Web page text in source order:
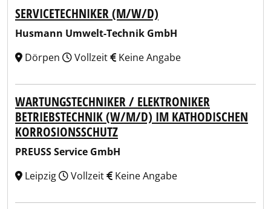
SERVICETECHNIKER (M/W/D)
Husmann Umwelt-Technik GmbH
Dörpen
Vollzeit Keine Angabe
WARTUNGSTECHNIKER / ELEKTRONIKER
BETRIEBSTECHNIK (W/M/D) IM KATHODISCHEN
KORROSIONSSCHUTZ
PREUSS Service GmbH
Leipzig
Vollzeit Keine Angabe